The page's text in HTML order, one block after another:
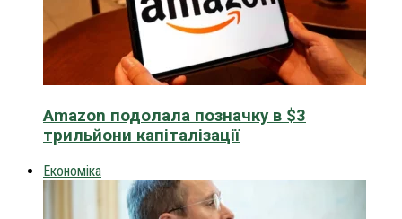
Amazon подолала позначку в $3
трильйони капіталізації
Економіка